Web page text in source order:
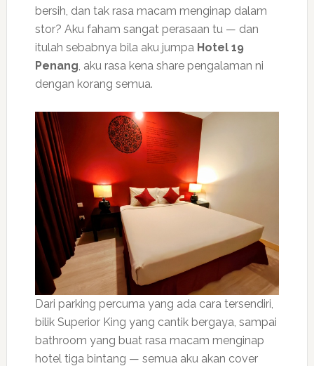
bersih, dan tak rasa macam menginap dalam
stor? Aku faham sangat perasaan tu — dan
itulah sebabnya bila aku jumpa Hotel 19
Penang, aku rasa kena share pengalaman ni
dengan korang semua.
Dari parking percuma yang ada cara tersendiri,
bilik Superior King yang cantik bergaya, sampai
bathroom yang buat rasa macam menginap
hotel tiga bintang — semua aku akan cover